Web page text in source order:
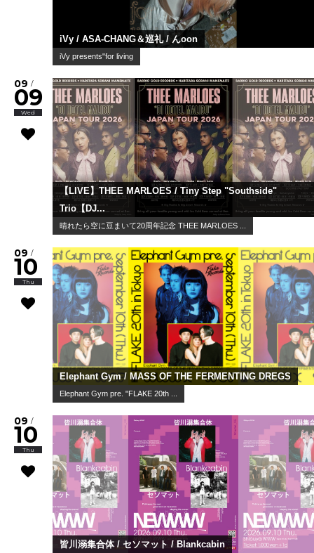
iVy / ASA-CHANG＆巡礼 / んoon
iVy presents"for living
09 /
09
Wed
【LIVE】THEE MARLOES / Tiny Step "Southside"
Trio【DJ...
晴れたら空に豆まいて20周年記念 THEE MARLOES ...
09 /
10
Thu
Elephant Gym / MASS OF THE FERMENTING DREGS
Elephant Gym pre. "FLAKE 20th ...
09 /
10
Thu
皆川溺集合体 / セソマット / Blankcabin